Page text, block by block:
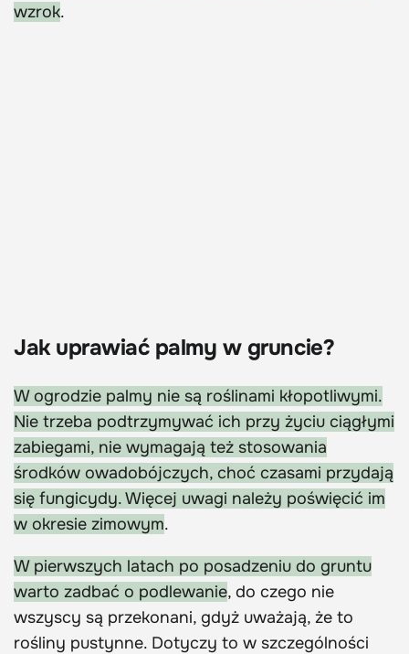
wzrok.
Jak uprawiać palmy w gruncie?
W ogrodzie palmy nie są roślinami kłopotliwymi.
Nie trzeba podtrzymywać ich przy życiu ciągłymi
zabiegami, nie wymagają też stosowania
środków owadobójczych, choć czasami przydają
się fungicydy. Więcej uwagi należy poświęcić im
w okresie zimowym.
W pierwszych latach po posadzeniu do gruntu
warto zadbać o podlewanie, do czego nie
wszyscy są przekonani, gdyż uważają, że to
rośliny pustynne. Dotyczy to w szczególności